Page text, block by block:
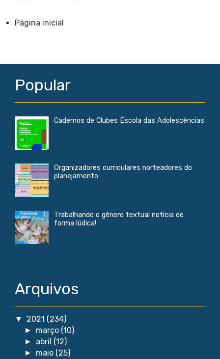
b
o
Página inicial
Popular
Cadernos de Clubes Escola das Adolescências
Organizadores curriculares norteadores do
planejamento
Trabalhando o gênero textual notícia de
forma lúdica!
Arquivos
▼ 2021 (234)
► março (10)
► abril (12)
► maio (25)